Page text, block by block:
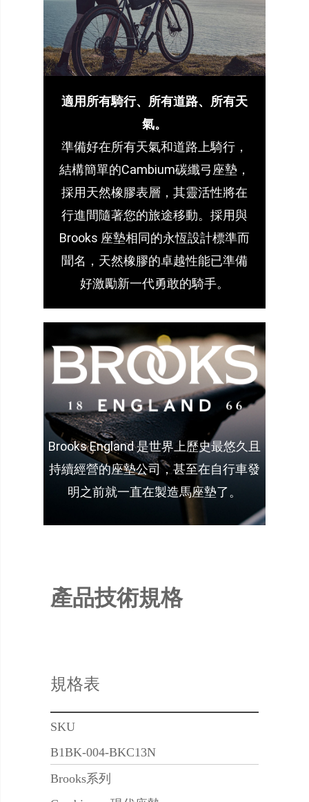
適用所有騎行、所有道路、所有天
氣。
準備好在所有天氣和道路上騎行，
結構簡單的Cambium碳纖弓座墊，
採用天然橡膠表層，其靈活性將在
行進間隨著您的旅途移動。採用與
Brooks 座墊相同的永恆設計標準而
聞名，天然橡膠的卓越性能已準備
好激勵新一代勇敢的騎手。
Brooks England 是世界上歷史最悠久且
持續經營的座墊公司，甚至在自行車發
明之前就一直在製造馬座墊了。
產品技術規格
規格表
SKU
B1BK-004-BKC13N
Brooks系列